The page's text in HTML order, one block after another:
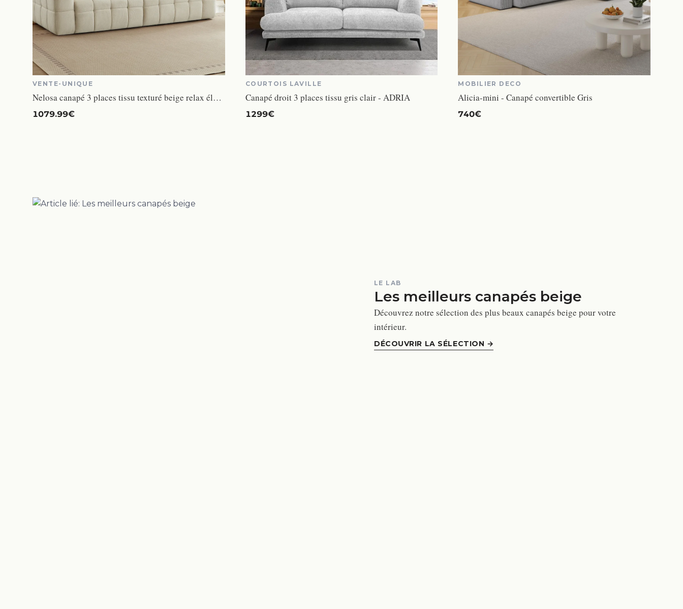
VENTE-UNIQUE
Nelosa canapé 3 places tissu texturé beige relax électrique
1079.99€
COURTOIS LAVILLE
Canapé droit 3 places tissu gris clair - ADRIA
1299€
MOBILIER DECO
Alicia-mini - Canapé convertible Gris
740€
LE LAB
Les meilleurs canapés beige
Découvrez notre sélection des plus beaux canapés beige pour votre
intérieur.
DÉCOUVRIR LA SÉLECTION →